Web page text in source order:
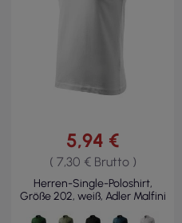
5,94 €
( 7,30 € Brutto )
Herren-Single-Poloshirt,
Größe 202, weiß, Adler Malfini